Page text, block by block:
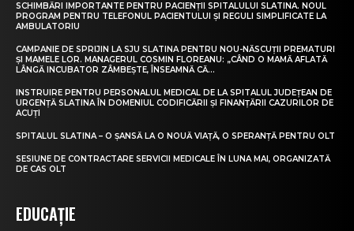
SCHIMBĂRI IMPORTANTE PENTRU PACIENȚII SPITALULUI SLATINA. NOUL
PROGRAM PENTRU TELEFONUL PACIENTULUI ȘI REGULI SIMPLIFICATE LA
AMBULATORIU
CAMPANIE DE SPRIJIN LA SJU SLATINA PENTRU NOU-NĂSCUȚII PREMATURI
ȘI MAMELE LOR. MANAGERUL COSMIN FLOREANU: „CÂND O MAMĂ AFLATĂ
LÂNGĂ INCUBATOR ZÂMBEȘTE, ÎNSEAMNĂ CĂ...
INSTRUIRE PENTRU PERSONALUL MEDICAL DE LA SPITALUL JUDEȚEAN DE
URGENȚĂ SLATINA ÎN DOMENIUL CODIFICĂRII ȘI FINANȚĂRII CAZURILOR DE
ACUȚI
SPITALUL SLATINA – O ȘANSĂ LA O NOUĂ VIAȚĂ, O SPERANȚĂ PENTRU OLT
SESIUNE DE CONTRACTARE SERVICII MEDICALE ÎN LUNA MAI, ORGANIZATĂ
DE CAS OLT
EDUCAȚIE